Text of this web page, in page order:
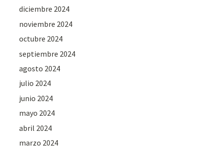
diciembre 2024
noviembre 2024
octubre 2024
septiembre 2024
agosto 2024
julio 2024
junio 2024
mayo 2024
abril 2024
marzo 2024